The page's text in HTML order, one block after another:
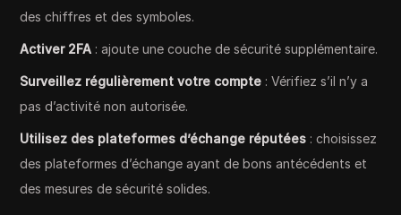
des chiffres et des symboles.
Activer 2FA : ajoute une couche de sécurité supplémentaire.
Surveillez régulièrement votre compte : Vérifiez s’il n’y a
pas d’activité non autorisée.
Utilisez des plateformes d’échange réputées : choisissez
des plateformes d’échange ayant de bons antécédents et
des mesures de sécurité solides.